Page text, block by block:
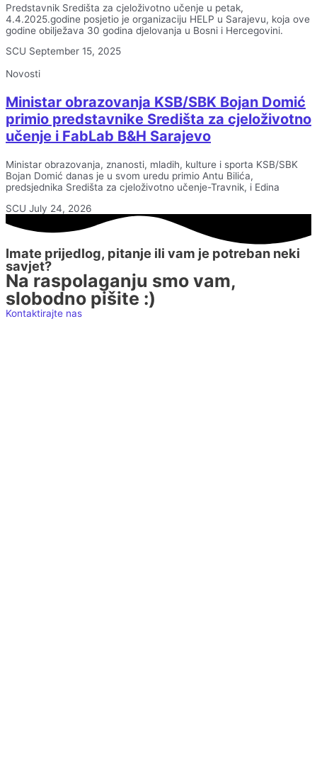
Predstavnik Središta za cjeloživotno učenje u petak,
4.4.2025.godine posjetio je organizaciju HELP u Sarajevu, koja ove
godine obilježava 30 godina djelovanja u Bosni i Hercegovini.
SCU September 15, 2025
Novosti
Ministar obrazovanja KSB/SBK Bojan Domić
primio predstavnike Središta za cjeloživotno
učenje i FabLab B&H Sarajevo
Ministar obrazovanja, znanosti, mladih, kulture i sporta KSB/SBK
Bojan Domić danas je u svom uredu primio Antu Bilića,
predsjednika Središta za cjeloživotno učenje-Travnik, i Edina
SCU July 24, 2026
Imate prijedlog, pitanje ili vam je potreban neki
savjet?
Na raspolaganju smo vam,
slobodno pišite :)
Kontaktirajte nas